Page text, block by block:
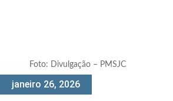
Foto: Divulgação – PMSJC
janeiro 26, 2026